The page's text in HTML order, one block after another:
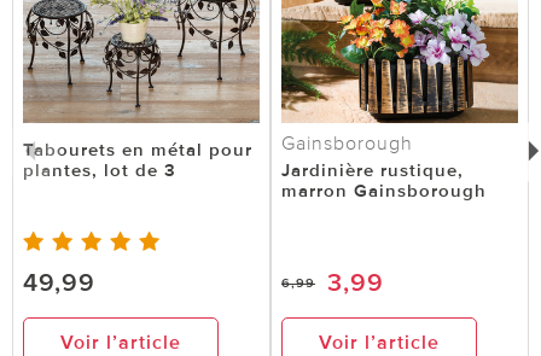
Tabourets en métal pour
plantes, lot de 3
49,99
Voir l’article
Gainsborough
Jardinière rustique,
marron Gainsborough
6,99 3,99
Voir l’article